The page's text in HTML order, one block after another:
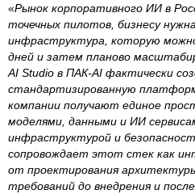
«Рынок корпоративного ИИ в
точечных пилотов, бизнесу
инфраструктура, которую
дней и затем планово
AI Studio в ПАК-AI фактически
стандартизированную
компании получают единое
моделями, данными и ИИ
инфраструктурой и
сопровождает этот стек как
от проектирования
требований до внедрения и